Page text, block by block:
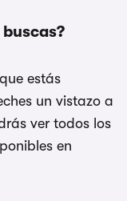
estás
un vistazo a
ver todos los
en